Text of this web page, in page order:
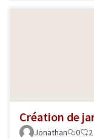
Création de
Jonathan
0 2